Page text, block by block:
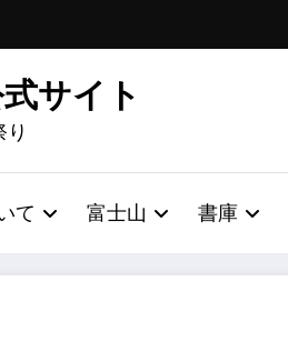
サイト
て 富士山 書庫